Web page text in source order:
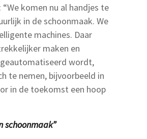
komen nu al handjes te
in de schoonmaak. We
machines. Daar
maken en
wordt,
te nemen, bijvoorbeeld in
in de toekomst een hoop
schoonmaak”